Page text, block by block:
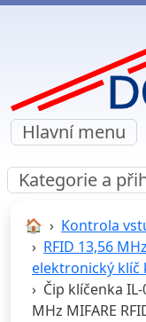
Hlavní menu
Kategorie a
🏠︎
Kontrola
RFID 13,56
elektronický klíč
Čip klíčenka
MHz MIFARE